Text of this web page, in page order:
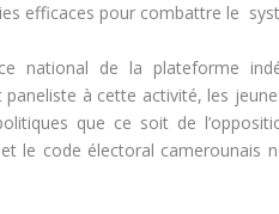
efficaces pour combattre le
national de la plateforme
à cette activité, les
que ce soit de
le code électoral camerounais